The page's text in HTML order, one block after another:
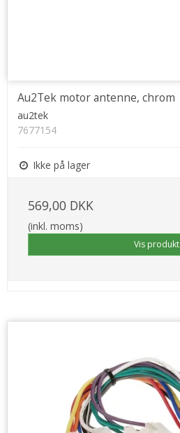
Au2Tek motor antenne, chrom
au2tek
7677154
Ikke på lager
569,00 DKK
(inkl. moms)
Vis produkt